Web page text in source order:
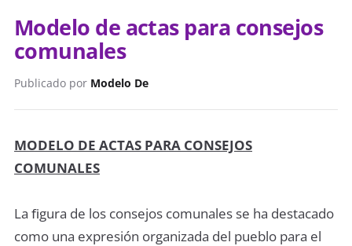
Modelo de actas para consejos
comunales
Publicado por Modelo De
MODELO DE ACTAS PARA CONSEJOS
COMUNALES
La ﬁgura de los consejos comunales se ha destacado
como una expresión organizada del pueblo para el